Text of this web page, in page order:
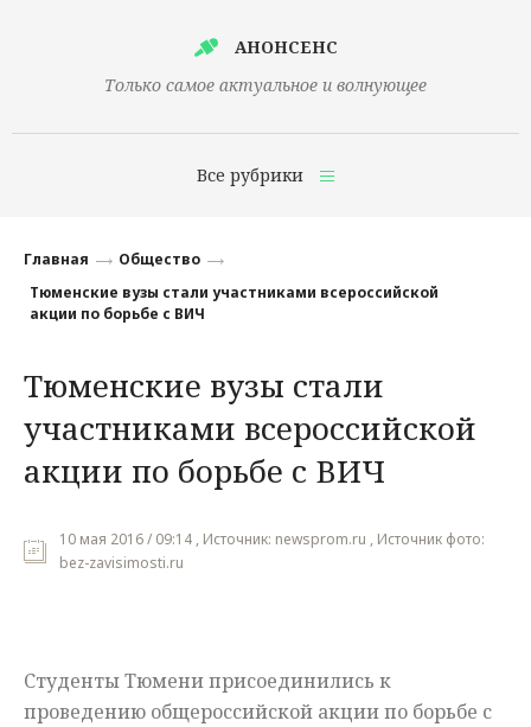
АНОНСЕНС
Только самое актуальное и волнующее
Все рубрики
Финансы
Наука
Культура
Общество
Мнения
Главная
Общество
Тюменские вузы стали участниками всероссийской
акции по борьбе с ВИЧ
Тюменские вузы стали
участниками всероссийской
акции по борьбе с ВИЧ
10 мая 2016 / 09:14 , Источник: newsprom.ru , Источник фото:
bez-zavisimosti.ru
Студенты Тюмени присоединились к
проведению общероссийской акции по борьбе с